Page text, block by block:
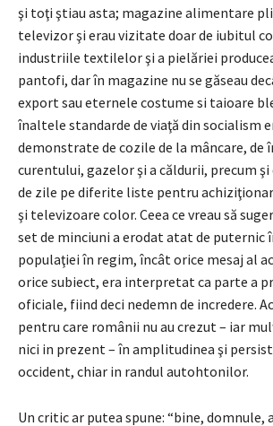
şi toţi ştiau asta; magazine alimentare
televizor şi erau vizitate doar de iubitul
industriile textilelor şi a pielăriei
pantofi, dar în magazine nu se găseau
export sau eternele costume si taioare
înaltele standarde de viaţă din socialism
demonstrate de cozile de la mâncare, de
curentului, gazelor şi a căldurii, precum
de zile pe diferite liste pentru
şi televizoare color. Ceea ce vreau să
set de minciuni a erodat atat de puternic
populaţiei în regim, încât orice mesaj al
orice subiect, era interpretat ca parte a
oficiale, fiind deci nedemn de incredere.
pentru care românii nu au crezut – iar
nici in prezent – în amplitudinea şi
occident, chiar in randul autohtonilor.
Un critic ar putea spune: “bine, domnule,